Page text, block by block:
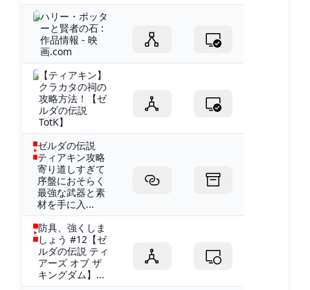
ハリー・ポッタ
ーと賢者の石 :
作品情報 - 映
画.com
【ティアキン】
クラカタの祠の
攻略方法！【ゼ
ルダの伝説
TotK】
ゼルダの伝説
ティアキン攻略
寄り道しすぎて
序盤におそらく
最強な武器と素
材を手に入...
防具、強くしま
しょう #12【ゼ
ルダの伝説 ティ
アーズ オブ ザ
キングダム】...